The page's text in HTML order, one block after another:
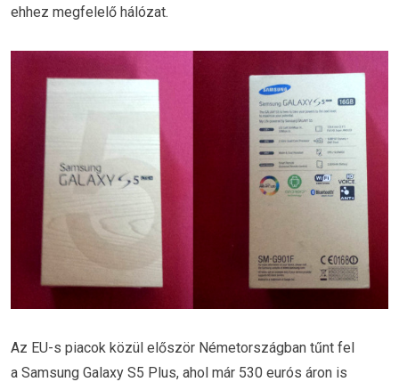
ehhez megfelelő hálózat.
Az EU-s piacok közül először Németországban tűnt fel
a Samsung Galaxy S5 Plus, ahol már 530 eurós áron is